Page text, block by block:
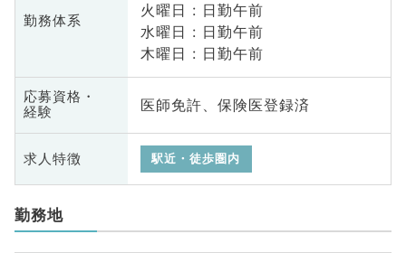
勤務体系
火曜日 : 日勤午前
水曜日 : 日勤午前
木曜日 : 日勤午前
応募資格・
経験
医師免許、保険医登録済
求人特徴 駅近・徒歩圏内
勤務地